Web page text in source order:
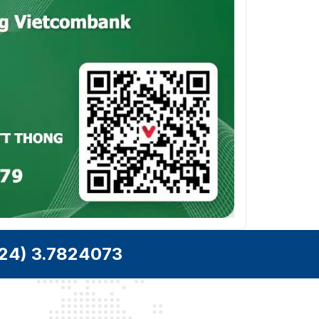
3.7824073